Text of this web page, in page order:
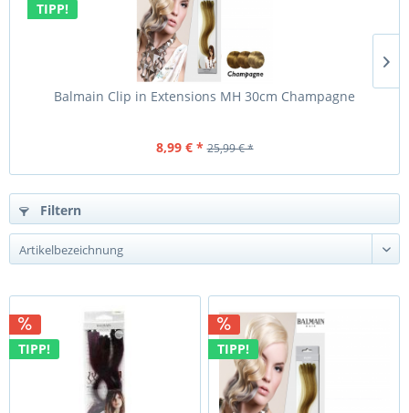
TIPP!
Balmain Clip in Extensions MH 30cm Champagne
8,99 € * 25,99 € *
Filtern
TIPP! TIPP!